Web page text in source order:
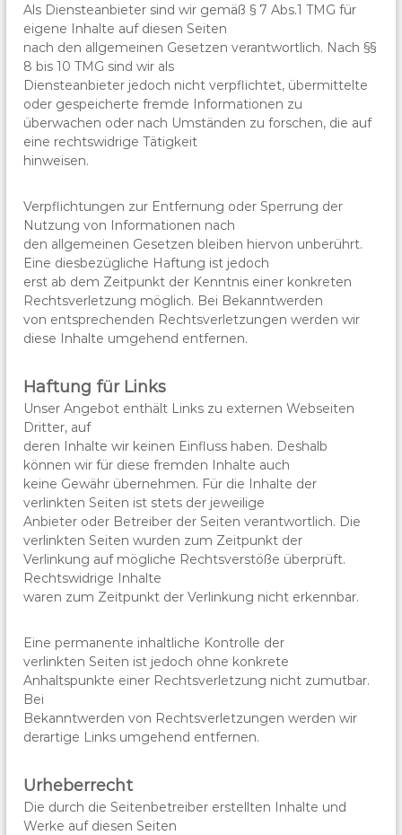
Als Diensteanbieter sind wir gemäß § 7 Abs.1 TMG für
eigene Inhalte auf diesen Seiten
nach den allgemeinen Gesetzen verantwortlich. Nach §§
8 bis 10 TMG sind wir als
Diensteanbieter jedoch nicht verpflichtet, übermittelte
oder gespeicherte fremde Informationen zu
überwachen oder nach Umständen zu forschen, die auf
eine rechtswidrige Tätigkeit
hinweisen.
Verpflichtungen zur Entfernung oder Sperrung der
Nutzung von Informationen nach
den allgemeinen Gesetzen bleiben hiervon unberührt.
Eine diesbezügliche Haftung ist jedoch
erst ab dem Zeitpunkt der Kenntnis einer konkreten
Rechtsverletzung möglich. Bei Bekanntwerden
von entsprechenden Rechtsverletzungen werden wir
diese Inhalte umgehend entfernen.
Haftung für Links
Unser Angebot enthält Links zu externen Webseiten
Dritter, auf
deren Inhalte wir keinen Einfluss haben. Deshalb
können wir für diese fremden Inhalte auch
keine Gewähr übernehmen. Für die Inhalte der
verlinkten Seiten ist stets der jeweilige
Anbieter oder Betreiber der Seiten verantwortlich. Die
verlinkten Seiten wurden zum Zeitpunkt der
Verlinkung auf mögliche Rechtsverstöße überprüft.
Rechtswidrige Inhalte
waren zum Zeitpunkt der Verlinkung nicht erkennbar.
Eine permanente inhaltliche Kontrolle der
verlinkten Seiten ist jedoch ohne konkrete
Anhaltspunkte einer Rechtsverletzung nicht zumutbar.
Bei
Bekanntwerden von Rechtsverletzungen werden wir
derartige Links umgehend entfernen.
Urheberrecht
Die durch die Seitenbetreiber erstellten Inhalte und
Werke auf diesen Seiten